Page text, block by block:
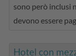
sono però inclusi
devono essere
Hotel con